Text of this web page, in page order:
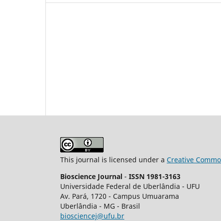
This journal is licensed under a Creative
Bioscience Journal - ISSN 1981-3163
Universidade Federal de Uberlândia - UFU
Av. Pará, 1720 - Campus Umuarama
Uberlândia - MG - Brasil
biosciencej@ufu.br